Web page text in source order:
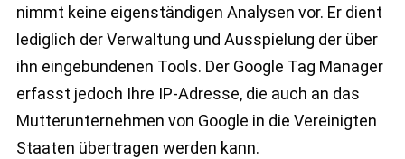
nimmt keine eigenständigen Analysen vor. Er dient
lediglich der Verwaltung und Ausspielung der über
ihn eingebundenen Tools. Der Google Tag Manager
erfasst jedoch Ihre IP-Adresse, die auch an das
Mutterunternehmen von Google in die Vereinigten
Staaten übertragen werden kann.